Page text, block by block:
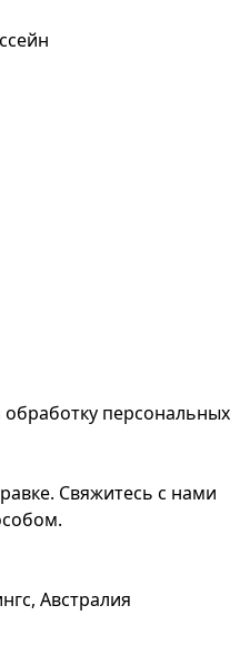
обработку персональных
Свяжитесь с нами
Австралия